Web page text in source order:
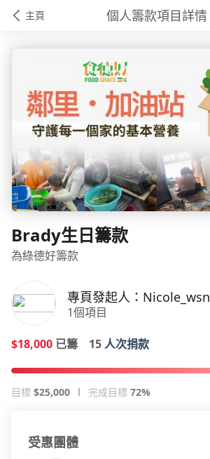
主頁 個人籌款項目詳情
Brady生日籌款
為綠德好籌款
專頁發起人：Nicole_wsn
1個項目
$18,000 已籌 15人次捐款
目標 $25,000 完成目標 72%
受惠團體